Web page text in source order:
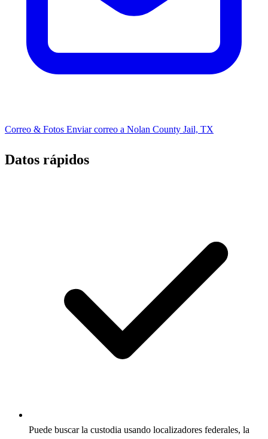
Correo & Fotos Enviar correo a Nolan County Jail, TX
Datos rápidos
Puede buscar la custodia usando localizadores federales, la